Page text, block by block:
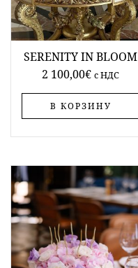
SERENITY IN BLOOM
2 100,00€ c НДС
В КОРЗИНУ